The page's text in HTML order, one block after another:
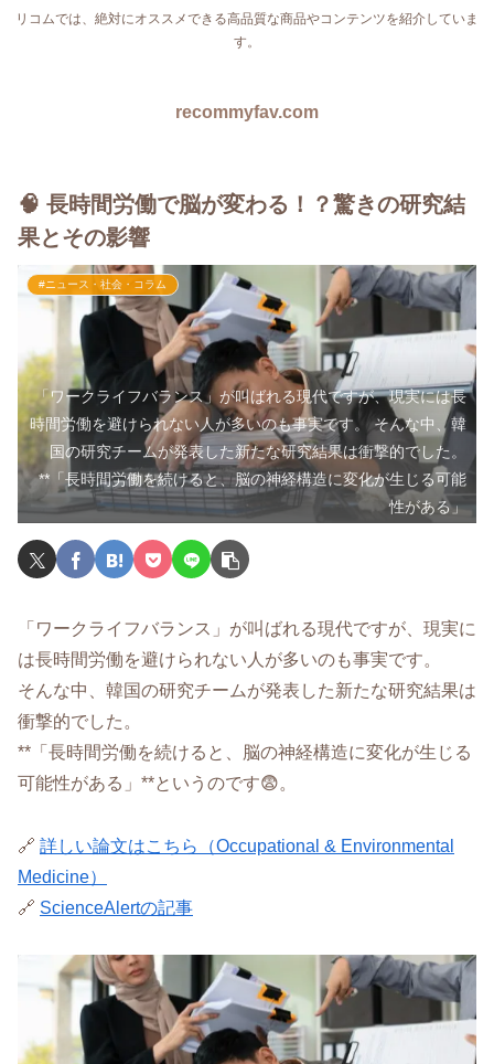
リコムでは、絶対にオススメできる高品質な商品やコンテンツを紹介していま
す。
recommyfav.com
🧠 長時間労働で脳が変わる！？驚きの研究結
果とその影響
#ニュース・社会・コラム
「ワークライフバランス」が叫ばれる現代ですが、現実には長
時間労働を避けられない人が多いのも事実です。 そんな中、韓
国の研究チームが発表した新たな研究結果は衝撃的でした。
**「長時間労働を続けると、脳の神経構造に変化が生じる可能
性がある」
「ワークライフバランス」が叫ばれる現代ですが、現実に
は長時間労働を避けられない人が多いのも事実です。
そんな中、韓国の研究チームが発表した新たな研究結果は
衝撃的でした。
**「長時間労働を続けると、脳の神経構造に変化が生じる
可能性がある」**というのです😨。
🔗 詳しい論文はこちら（Occupational & Environmental
Medicine）
🔗 ScienceAlertの記事